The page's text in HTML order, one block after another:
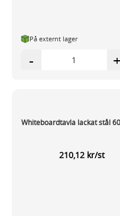
På externt lager
- +
Whiteboardtavla lackat stål
210,12 kr/st